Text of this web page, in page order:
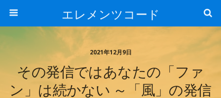
エレメンツコード
2021年12月9日
その発信ではあなたの「ファ
ン」は続かない ～「風」の発信